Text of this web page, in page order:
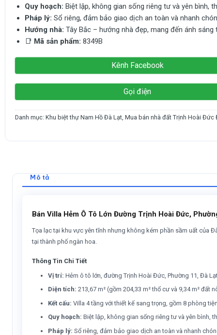
Quy hoạch: Biệt lập, không gian sống riêng tư và yên bình,
Pháp lý: Sổ riêng, đảm bảo giao dịch an toàn và nhanh
Hướng nhà: Tây Bắc – hướng nhà đẹp, mang đến ánh
📑 Mã sản phẩm: 8349B
Kênh Facebook
Gọi điện
Danh mục:Khu biệt thự Nam Hồ Đà Lạt ,Mua bán nhà đất Trịnh Hoài Đức
Mô tả
Bán Villa Hẻm Ô Tô Lớn Đường Trịnh Hoài Đức,
Tọa lạc tại khu vực yên tĩnh nhưng không kém phần sầm uất của
tại thành phố ngàn hoa.
Thông Tin Chi Tiết
Vị trí: Hẻm ô tô lớn, đường Trịnh Hoài Đức, Phường 11, Đà
Diện tích: 213,67 m² (gồm 204,33 m² thổ cư và 9,34 m²
Kết cấu: Villa 4 tầng với thiết kế sang trọng, gồm 8 phòng
Quy hoạch: Biệt lập, không gian sống riêng tư và yên bình,
Pháp lý: Sổ riêng, đảm bảo giao dịch an toàn và nhanh